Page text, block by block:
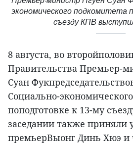
экономического подкомитета
съезду КПВ
8 августа, во
Правительства Премьер-
Суан
Социально-
поподготовке к 13-му
заседании также приняли
премьерВыонг Динь Хюэ